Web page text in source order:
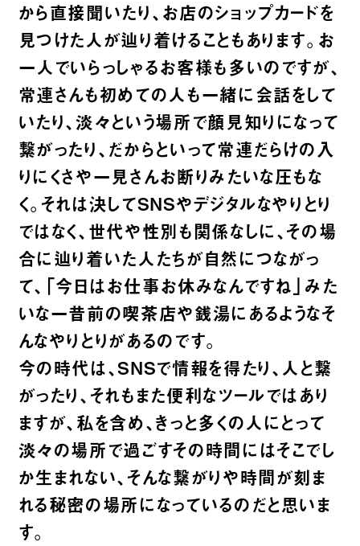
から直接聞いたり、お店のショップカードを
見つけた人が辿り着けることもあります。お
一人でいらっしゃるお客様も多いのですが、
常連さんも初めての人も一緒に会話をして
いたり、淡々という場所で顔見知りになって
繋がったり、だからといって常連だらけの入
りにくさや一見さんお断りみたいな圧もな
く。それは決してSNSやデジタルなやりとり
ではなく、世代や性別も関係なしに、その場
合に辿り着いた人たちが自然につながっ
て、「今日はお仕事お休みなんですね」みた
いな一昔前の喫茶店や銭湯にあるようなそ
んなやりとりがあるのです。
今の時代は、SNSで情報を得たり、人と繋
がったり、それもまた便利なツールではあり
ますが、私を含め、きっと多くの人にとって
淡々の場所で過ごすその時間にはそこでし
か生まれない、そんな繋がりや時間が刻ま
れる秘密の場所になっているのだと思いま
す。